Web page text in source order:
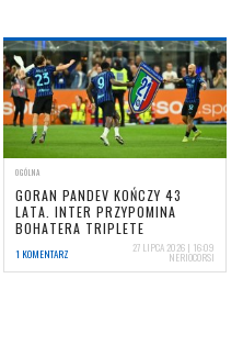
OGÓLNA
GORAN PANDEV KOŃCZY 43
LATA. INTER PRZYPOMINA
BOHATERA TRIPLETE
1 KOMENTARZ 27 LIPCA 2026 | 16:09
NERIOCORSI